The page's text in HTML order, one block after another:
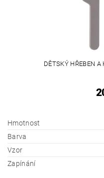
DĚTSKÝ HŘEBEN A
Hmotnost
Barva
Vzor
Zapínání